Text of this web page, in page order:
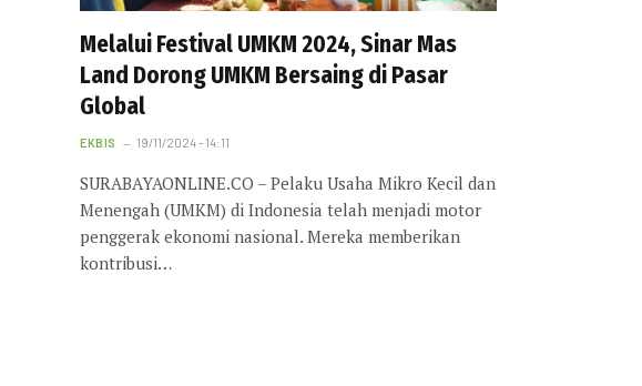
Melalui Festival UMKM 2024, Sinar Mas
Land Dorong UMKM Bersaing di Pasar
Global
EKBIS 19/11/2024 - 14:11
SURABAYAONLINE.CO – Pelaku Usaha Mikro Kecil dan
Menengah (UMKM) di Indonesia telah menjadi motor
penggerak ekonomi nasional. Mereka memberikan
kontribusi…